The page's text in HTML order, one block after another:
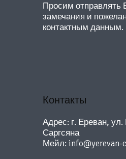
Просим отправлять
замечания и
контактным данным.
Контакты
Адрес: г. Ереван, ул.
Саргсяна
Мейл: info@yerevan-